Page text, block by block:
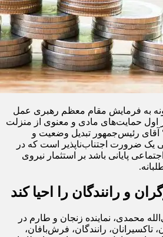
به فرمایش مقام معظم رهبری عمل
اول حمایت‌های مادی و معنوی از منزلت
آقای رئیس‌جمهور تبدیل وضعیت و
یک ضرورت اجتناب‌ناپذیر است که در
پایانی باشد بر استثمار نیروی
و رانندگان را احیا کند
محمدی، نماینده زنجان و طارم در
تاکسیرانان، رانندگان، فرش‌بافان،